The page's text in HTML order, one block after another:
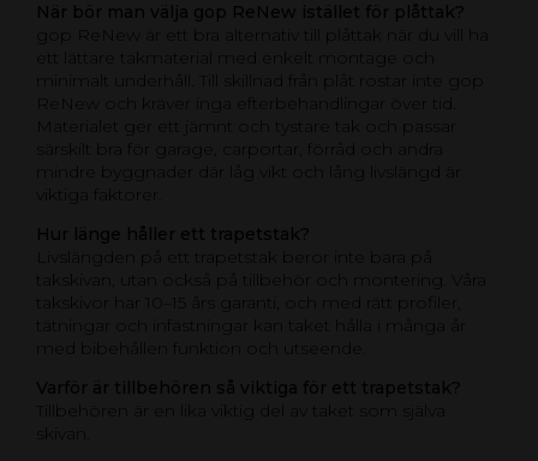
När bör man välja gop ReNew istället för plåttak?
gop ReNew är ett bra alternativ till plåttak när du vill ha
ett lättare takmaterial med enkelt montage och
minimalt underhåll. Till skillnad från plåt rostar inte gop
ReNew och kräver inga efterbehandlingar över tid.
Materialet ger ett jämnt och tystare tak och passar
särskilt bra för garage, carportar, förråd och andra
mindre byggnader där låg vikt och lång livslängd är
viktiga faktorer.
Hur länge håller ett trapetstak?
Livslängden på ett trapetstak beror inte bara på
takskivan, utan också på tillbehör och montering. Våra
takskivor har 10–15 års garanti, och med rätt profiler,
tätningar och infästningar kan taket hålla i många år
med bibehållen funktion och utseende.
Varför är tillbehören så viktiga för ett trapetstak?
Tillbehören är en lika viktig del av taket som själva
skivan.